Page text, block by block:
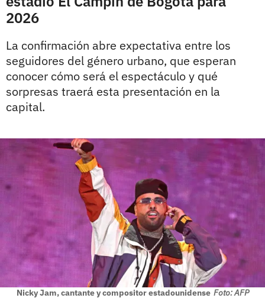
2026
La confirmación abre expectativa entre los
seguidores del género urbano, que esperan
conocer cómo será el espectáculo y qué
sorpresas traerá esta presentación en la
capital.
Nicky Jam, cantante y compositor estadounidense Foto: AFP